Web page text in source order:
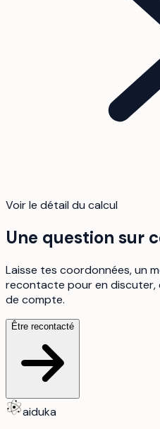
Voir le détail du calcul
Une question sur
Laisse tes coordonnées, un
recontacte pour en
de compte.
Être recontacté
aiduka